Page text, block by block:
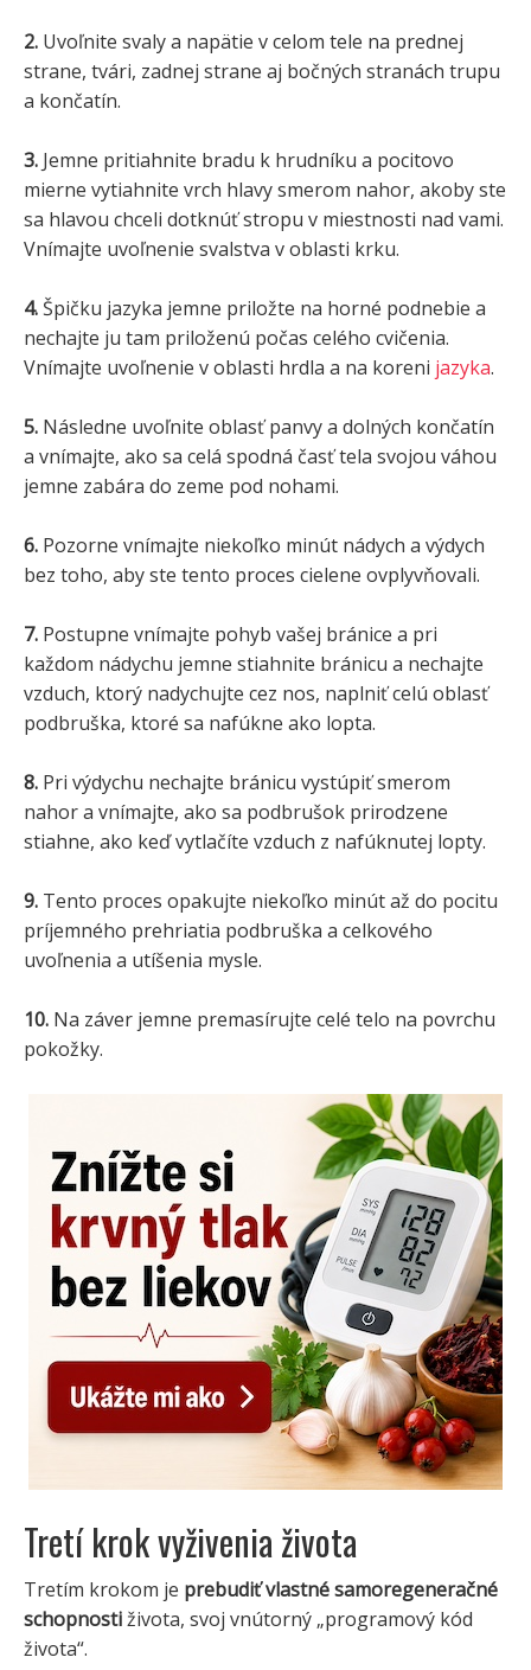
2. Uvoľnite svaly a napätie v celom tele na prednej
strane, tvári, zadnej strane aj bočných stranách trupu
a končatín.
3. Jemne pritiahnite bradu k hrudníku a pocitovo
mierne vytiahnite vrch hlavy smerom nahor, akoby ste
sa hlavou chceli dotknúť stropu v miestnosti nad vami.
Vnímajte uvoľnenie svalstva v oblasti krku.
4. Špičku jazyka jemne priložte na horné podnebie a
nechajte ju tam priloženú počas celého cvičenia.
Vnímajte uvoľnenie v oblasti hrdla a na koreni jazyka.
5. Následne uvoľnite oblasť panvy a dolných končatín
a vnímajte, ako sa celá spodná časť tela svojou váhou
jemne zabára do zeme pod nohami.
6. Pozorne vnímajte niekoľko minút nádych a výdych
bez toho, aby ste tento proces cielene ovplyvňovali.
7. Postupne vnímajte pohyb vašej bránice a pri
každom nádychu jemne stiahnite bránicu a nechajte
vzduch, ktorý nadychujte cez nos, naplniť celú oblasť
podbruška, ktoré sa nafúkne ako lopta.
8. Pri výdychu nechajte bránicu vystúpiť smerom
nahor a vnímajte, ako sa podbrušok prirodzene
stiahne, ako keď vytlačíte vzduch z nafúknutej lopty.
9. Tento proces opakujte niekoľko minút až do pocitu
príjemného prehriatia podbruška a celkového
uvoľnenia a utíšenia mysle.
10. Na záver jemne premasírujte celé telo na povrchu
pokožky.
Tretí krok vyživenia života
Tretím krokom je prebudiť vlastné samoregeneračné
schopnostiživota, svoj vnútorný „programový kód
života“.